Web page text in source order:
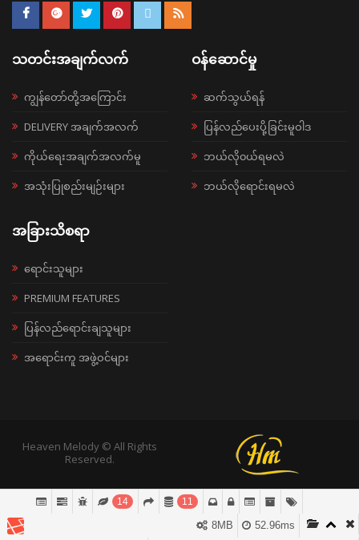
သတင်းအချက်လက်
ကျွန်တော်တို့အကြောင်း
DELIVERY အချက်အလက်
ကိုယ်ရေးအချက်အလက်မူ
အသုံးပြုစည်းမျဉ်းများ
ဝန်ဆောင်မှု
ဆက်သွယ်ရန်
ပြန်လည်ပေးပို့ခြင်းမူဝါဒ
ဘယ်လို၀ယ်ရမလဲ
ဘယ်လိုရောင်းရမလဲ
အခြားသိစရာ
ရောင်းသူများ
PREMIUM FEATURES
ပြန်လည်ရောင်းချသူများ
အရောင်းကူ အဖွဲ့ဝင်များ
Heaven Melody © All Rights
Reserved.
14 11
52.96ms
8MB